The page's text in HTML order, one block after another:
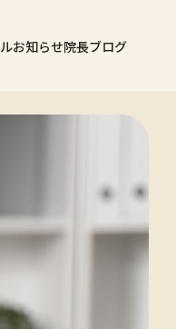
お知らせ院長ブログ